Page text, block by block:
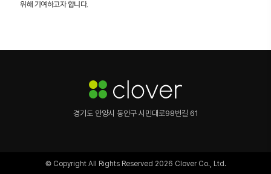
위해 기여하고자 합니다.
경기도 안양시 동안구 시민대로98번길 61
© Copyright All Rights Reserved 2026 Clover Co., Ltd.